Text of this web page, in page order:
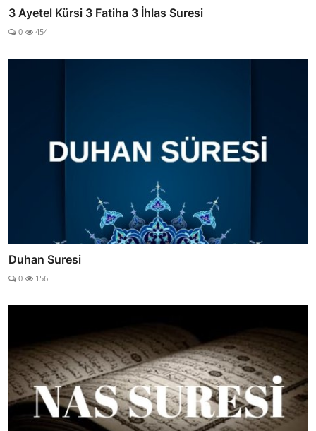
3 Ayetel Kürsi 3 Fatiha 3 İhlas Suresi
0 454
Duhan Suresi
0 156